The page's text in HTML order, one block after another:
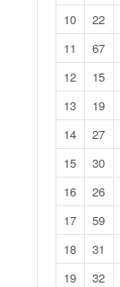
10
22
11
67
12
15
13
19
14
27
15
30
16
26
17
59
18
31
19
32